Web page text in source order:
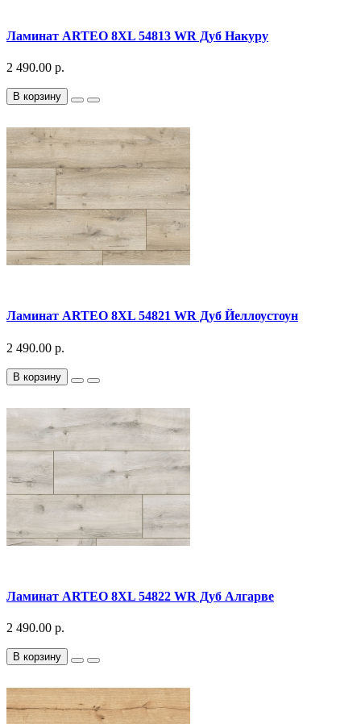
Ламинат ARTEO 8XL 54813 WR Дуб Накуру
2 490.00 р.
В корзину
Ламинат ARTEO 8XL 54821 WR Дуб Йеллоустоун
2 490.00 р.
В корзину
Ламинат ARTEO 8XL 54822 WR Дуб Алгарве
2 490.00 р.
В корзину